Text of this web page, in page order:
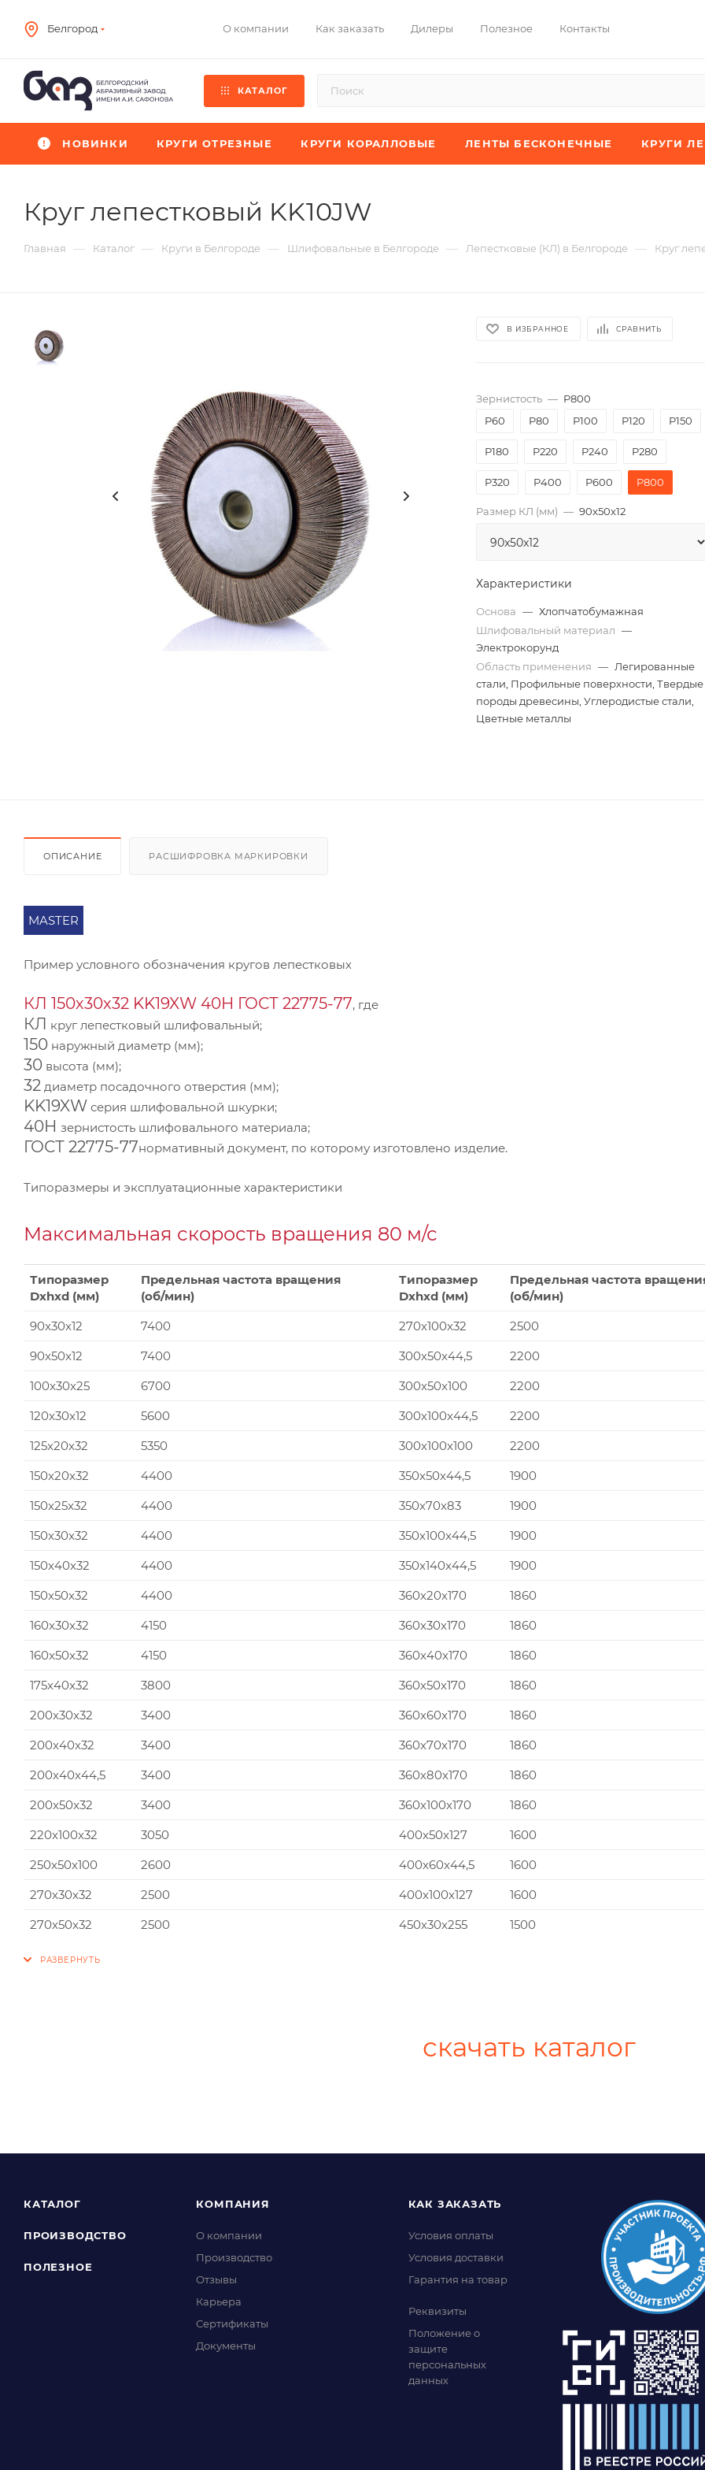
Белгород О компании Как заказать Дилеры Полезное Контакты
КАТАЛОГ
НОВИНКИ КРУГИ ОТРЕЗНЫЕ КРУГИ КОРАЛЛОВЫЕ ЛЕНТЫ БЕСКОНЕЧНЫЕ КРУГИ
Круг лепестковый KK10JW
Главная — Каталог — Круги в Белгороде — Шлифовальные в Белгороде — Лепестковые (КЛ) в Белгороде — Круг
В ИЗБРАННОЕ СРАВНИТЬ
Зернистость — P800
P60
P80 P100 P120 P150
P180 P220 P240 P280
P320 P400 P600 P800
Размер КЛ (мм) — 90x50x12
Характеристики
Основа — Хлопчатобумажная
Шлифовальный материал —
Электрокорунд
Область применения — Легированные
стали, Профильные поверхности, Твердые
породы древесины, Углеродистые стали,
Цветные металлы
ОПИСАНИЕ РАСШИФРОВКА МАРКИРОВКИ
MASTER
Пример условного обозначения кругов лепестковых
КЛ 150х30х32 KK19XW 40Н ГОСТ 22775-77, где
КЛ круг лепестковый шлифовальный;
150 наружный диаметр (мм);
30 высота (мм);
32 диаметр посадочного отверстия (мм);
KK19XW серия шлифовальной шкурки;
40Н зернистость шлифовального материала;
ГОСТ 22775-77нормативный документ, по которому изготовлено изделие.
Типоразмеры и эксплуатационные характеристики
Максимальная скорость вращения 80 м/с
Типоразмер
Dxhxd (мм)
Предельная частота вращения
(об/мин)
Типоразмер
Dxhxd (мм)
Предельная частота
(об/мин)
90x30x12
7400 270x100x32
2500
90x50x12
7400 300x50x44,5
2200
100x30x25
6700 300x50x100
2200
120x30x12
5600 300x100x44,5
2200
125x20x32
5350 300x100x100
2200
150x20x32
4400 350x50x44,5
1900
150x25x32
4400 350x70x83
1900
150x30x32
4400 350x100x44,5
1900
150x40x32
4400 350x140x44,5
1900
150x50x32
4400 360x20x170
1860
160x30x32
4150 360x30x170
1860
160x50x32
4150 360x40x170
1860
175x40x32
3800 360x50x170
1860
200x30x32
3400 360x60x170
1860
200x40x32
3400 360x70x170
1860
200x40x44,5
3400 360x80x170
1860
200x50x32
3400 360x100x170
1860
220x100x32
3050 400x50x127
1600
250x50x100
2600 400x60x44,5
1600
270x30x32
2500 400x100x127
1600
270x50x32
2500 450x30x255 1500
скачать каталог
КАТАЛОГ
ПРОИЗВОДСТВО
ПОЛЕЗНОЕ
КОМПАНИЯ
О компании
Производство
Отзывы
Карьера
Сертификаты
Документы
КАК ЗАКАЗАТЬ
Условия оплаты
Условия доставки
Гарантия на товар
Реквизиты
Положение о
защите
персональных
данных